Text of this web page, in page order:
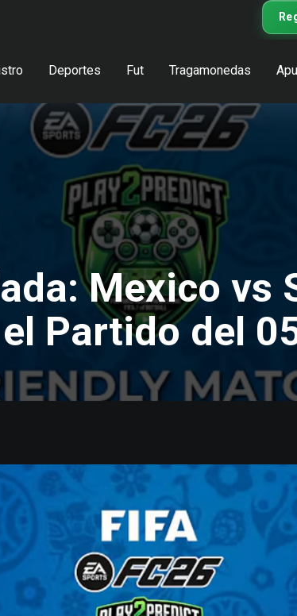
Deportes Fut Tragamonedas
Mexico vs
Partido del